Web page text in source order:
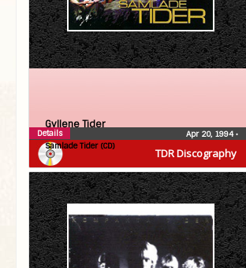
TDR Discography
Gyllene Tider
Samlade Tider (CD)
Apr 20, 1994•
Details